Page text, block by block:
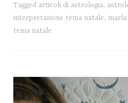
Tagged articoli di astrologia,
interpretazione tema natale,
tema natale